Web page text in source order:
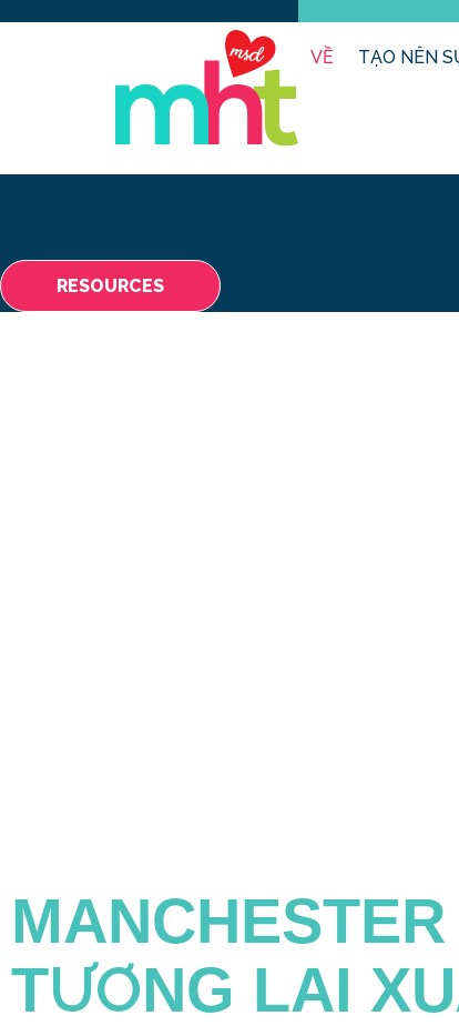
VỀ TẠO NÊN
RESOURCES
TƯƠNG LAI